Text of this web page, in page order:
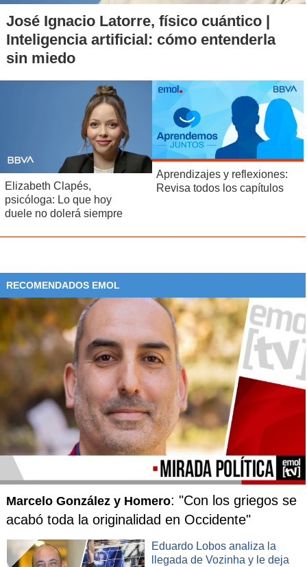
tribunales, el diputado Hugo Gutiérrez señaló que "tendré
que someterme al imperio del derecho como se someten
todos".
"Ahí veré cómo hago efectiva mi responsabilidad
pecuniaria, pero insisto en que lo último que faltaba acá era
privatizar la verdad y si hay que pagar por decir la verdad,
pagaré", finalizó.
José Ignacio Latorre, físico cuántico |
Inteligencia artificial: cómo entenderla
sin miedo
Elizabeth Clapés,
psicóloga: Lo que hoy
duele no dolerá siempre
Aprendizajes y reflexiones:
Revisa todos los capítulos
RECOMENDADOS EMOL
Marcelo González y Homero: "Con los griegos se
acabó toda la originalidad en Occidente"
Eduardo Lobos analiza la
llegada de Vozinha y le deja